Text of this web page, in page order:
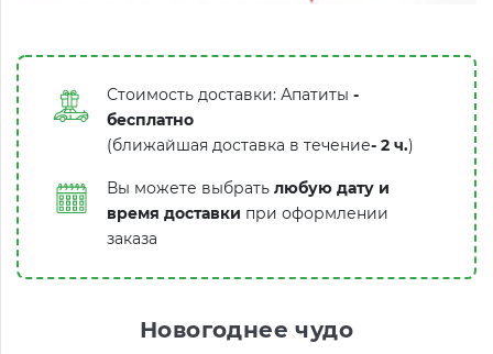
Стоимость доставки: Апатиты -
бесплатно
(ближайшая доставка в течение- 2 ч.)
Вы можете выбрать любую дату и
время доставки при оформлении
заказа
Новогоднее чудо